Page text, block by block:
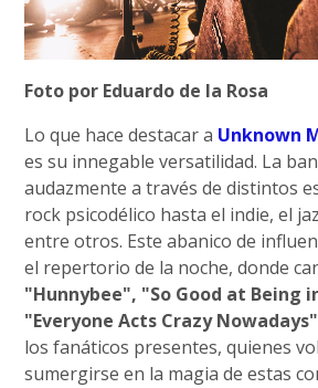
Foto por Eduardo de la Rosa
Lo que hace destacar a Unknown
es su innegable versatilidad. La
audazmente a través de distintos
rock psicodélico hasta el indie, el
entre otros. Este abanico de
el repertorio de la noche, donde
"Hunnybee", "So Good at Being
"Everyone Acts Crazy Nowadays"
los fanáticos presentes, quienes
sumergirse en la magia de estas